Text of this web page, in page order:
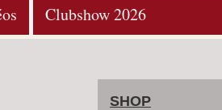
Clubshow 2026
SHOP